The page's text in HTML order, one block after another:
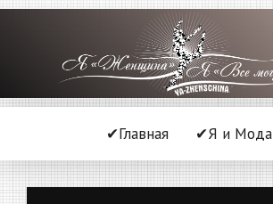
✔Главная ✔Я и Мода